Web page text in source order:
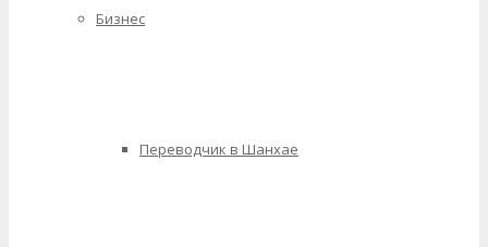
Бизнес
Переводчик в Шанхае